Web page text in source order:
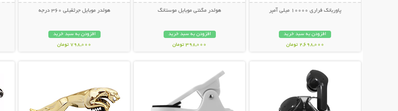
پاوربانک فراری 10000 میلی آمپر
افزودن به سبد خرید
2,698,000 تومان
هولدر مگنتی موبایل موستانگ
افزودن به سبد خرید
398,000 تومان
هولدر موبایل جرثقیلی 360 درجه
افزودن به سبد خرید
798,000 تومان